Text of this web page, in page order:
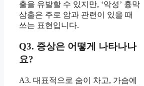
출을 유발할 수 있지만, ‘악성’ 흉막
삼출은 주로 암과 관련이 있을 때
쓰는 표현입니다.
Q3. 증상은 어떻게 나타나나
요?
A3. 대표적으로 숨이 차고, 가슴에